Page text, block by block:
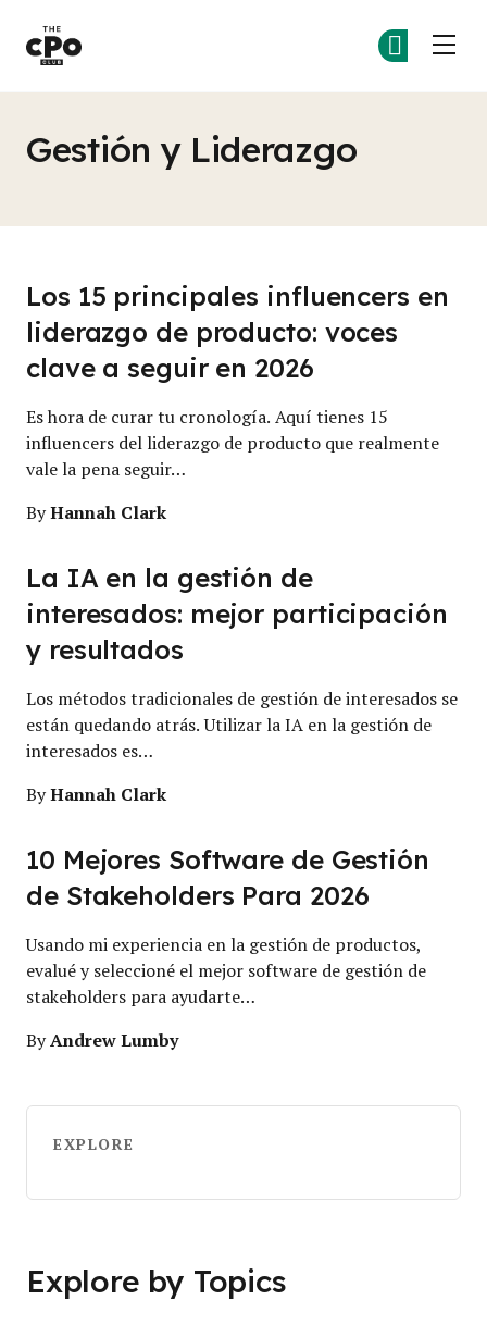
Gestión y Liderazgo
Los 15 principales influencers en
liderazgo de producto: voces
clave a seguir en 2026
Es hora de curar tu cronología. Aquí tienes 15
influencers del liderazgo de producto que realmente
vale la pena seguir…
ByHannah Clark
La IA en la gestión de
interesados: mejor participación
y resultados
Los métodos tradicionales de gestión de interesados se
están quedando atrás. Utilizar la IA en la gestión de
interesados es…
ByHannah Clark
10 Mejores Software de Gestión
de Stakeholders Para 2026
Usando mi experiencia en la gestión de productos,
evalué y seleccioné el mejor software de gestión de
stakeholders para ayudarte…
ByAndrew Lumby
EXPLORE
Explore by Topics